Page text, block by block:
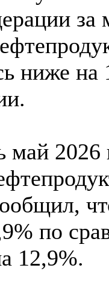
ниже
май 2026
по
12,9%.